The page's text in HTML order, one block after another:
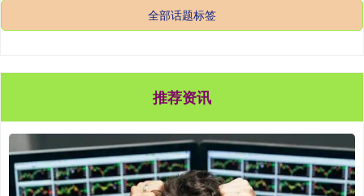
全部话题标签
推荐资讯